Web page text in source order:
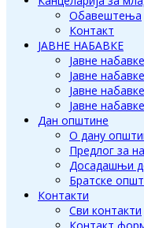
Обавештења
Контакт
ЈАВНЕ НАБАВКЕ
Јавне
Јавне
Јавне
Јавне
Дан општине
О дану
Предлог за
Досадашњи
Братске
Контакти
Сви контакти